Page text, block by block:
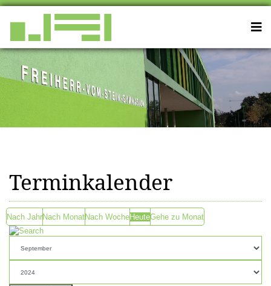
Terminkalender
Nach JahrNach MonatNach WocheHeuteGehe zu Monat